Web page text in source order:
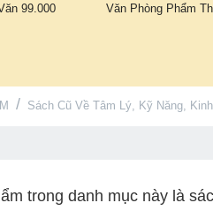
99.000 Văn Phòng Phẩm
/ Sách Cũ Về Tâm Lý, Kỹ Năng,
trong danh mục này là